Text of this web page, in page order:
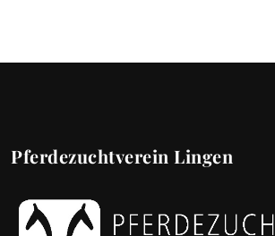
Pferdezuchtverein Lingen